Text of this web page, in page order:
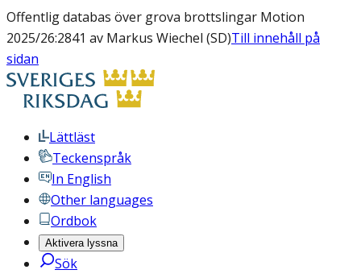
Offentlig databas över grova brottslingar Motion
2025/26:2841 av Markus Wiechel (SD)Till innehåll på
sidan
Lättläst
Teckenspråk
In English
Other languages
Ordbok
Aktivera lyssna
Sök